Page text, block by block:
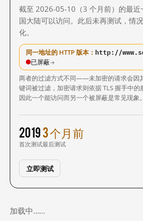
截至 2026-05-10（3 个月前）的最近
国大陆可以访问。此后未再测试，情
化。
同一地址的 HTTP 版本： http://
已屏蔽→
两者的过滤方式不同——未加密的请求会因
键词被过滤，加密请求则依据 TLS 握手中的
因此一个能访问而另一个被屏蔽是常见现象。
2019
首次测试
3 个月前
最后测试
立即测试
加载中……